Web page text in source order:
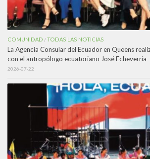
COMUNIDAD /TODAS LAS NOTICIAS
La Agencia Consular del Ecuador en Queens
con el antropólogo ecuatoriano José Echeverría
2026-07-22